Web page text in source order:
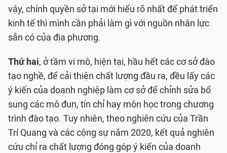
vậy, chính quyền sở tại mới hiểu rõ nhất để phát triển
kinh tế thì mình cần phải làm gì với nguồn nhân lực
sẵn có của địa phương.
Thứ hai, ở tầm vi mô, hiện tại, hầu hết các cơ sở đào
tạo nghề, để cải thiện chất lượng đầu ra, đều lấy các
ý kiến của doanh nghiệp làm cơ sở để chỉnh sửa bổ
sung các mô đun, tín chỉ hay môn học trong chương
trình đào tạo. Tuy nhiên, theo nghiên cứu của Trần
Trí Quang và các cộng sự năm 2020, kết quả nghiên
cứu chỉ ra chất lượng đóng góp ý kiến của doanh